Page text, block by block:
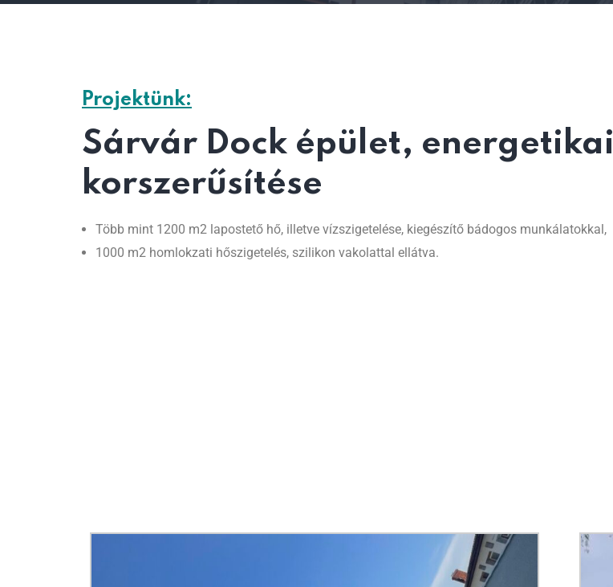
Projektünk:
Sárvár Dock épület, energetikai
korszerűsítése
Több mint 1200 m2 lapostető hő, illetve vízszigetelése, kiegészítő bádogos munkálatokkal,
1000 m2 homlokzati hőszigetelés, szilikon vakolattal ellátva.